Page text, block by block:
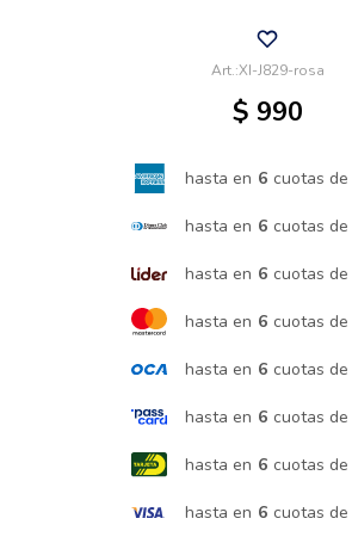
XI-J829-rosa
$ 990
hasta en 6 cuotas de
hasta en 6 cuotas de
hasta en 6 cuotas de
hasta en 6 cuotas de
hasta en 6 cuotas de
hasta en 6 cuotas de
hasta en 6 cuotas de
hasta en 6 cuotas de
Muebles de exterior
Lavado y secado
Bicicletas y más